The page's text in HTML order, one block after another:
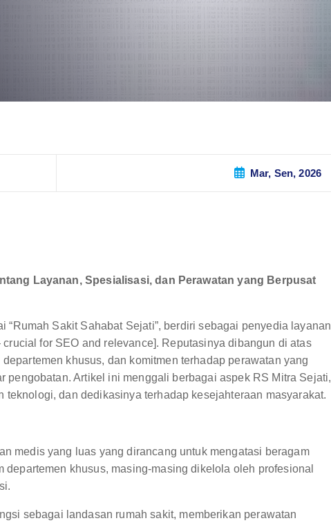
Mar, Sen, 2026
Layanan, Spesialisasi, dan Perawatan yang Berpusat
“Rumah Sakit Sahabat Sejati”, berdiri sebagai penyedia layanan
for SEO and relevance]. Reputasinya dibangun di atas
khusus, dan komitmen terhadap perawatan yang
pengobatan. Artikel ini menggali berbagai aspek RS Mitra Sejati,
teknologi, dan dedikasinya terhadap kesejahteraan masyarakat.
medis yang luas yang dirancang untuk mengatasi beragam
khusus, masing-masing dikelola oleh profesional
sebagai landasan rumah sakit, memberikan perawatan